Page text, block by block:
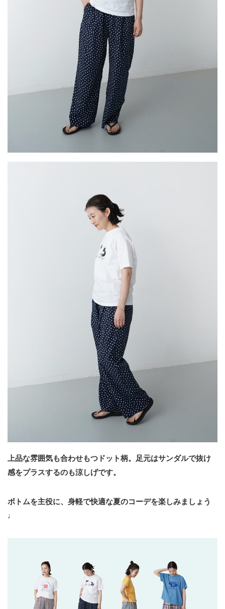
上品な雰囲気も合わせもつドット柄。足元はサンダルで抜け
感をプラスするのも涼しげです。
ボトムを主役に、身軽で快適な夏のコーデを楽しみましょう
♩